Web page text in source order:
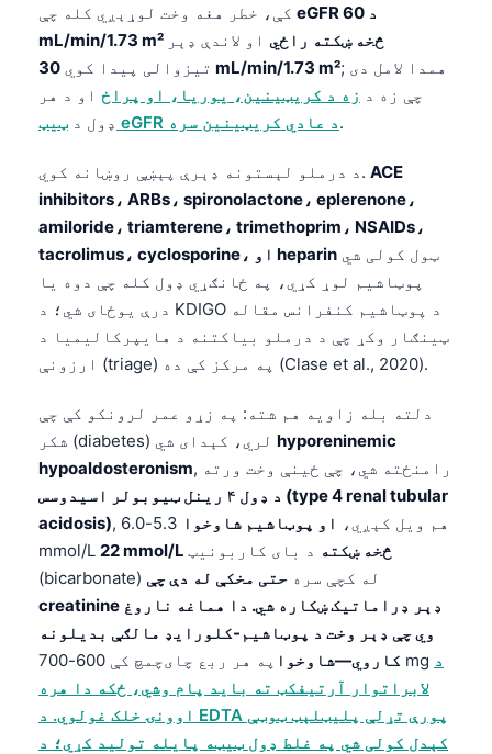
eGFR د 60
mL/min/1.73 m² څخه ښکته راځي او لاندې ډېر
تیزوالی پیدا کوي 30 mL/min/1.73 m²; همدا لامل دی
چې زه د زه د کریټینین، یوریا، او پراخ او د هر
ډول د
ټیټ eGFR د عادي کریټینین سره.
د درملو لېستونه ډېرې پېښې روښانه کوي. ACE
inhibitors، ARBs، spironolactone، eplerenone،
amiloride، triamterene، trimethoprim، NSAIDs،
tacrolimus، cyclosporine، او heparin
پوټاشیم لوړ کړي، په ځانګړي ډول کله چې دوه یا
درې یوځای شي؛ د KDIGO د پوټاشیم کنفرانس مقاله
ټینګار وکړ چې د درملو بیاکتنه د هایپرکالیمیا د
ارزونې (triage) په مرکز کې ده (Clase et al., 2020).
دلته بله زاویه هم شته: په زړو عمر لرونکو کې چې
hyporeninemic
hypoaldosteronism
, رامنځته شي، چې ځینې وخت ورته
د ډول ۴ رینل ټیوبولر اسیدوسس (type 4 renal tubular
acidosis)
, هم ویل کېږي، او پوټاشیم شاوخوا
5.3-6.0
mmol/L
22 mmol/L څخه ښکته د بای کاربونیټ
(bicarbonate) له کچې سره حتی مخکې له دې چې
creatinine ډېر ډراماتیک ښکاره شي. دا هماغه ناروغ
وي چې ډېر وخت د پوټاشیم-کلورایډ مالګې بدیلونه
کاروي—شاوخوا په هر ربع چای‌چمچ کې 600-700 mg د
لابراتوار آرتیفکټ ته باید پام وشي، ځکه دا هره
اوونۍ خلک غولوي. د EDTA پورې تړلې پلیټلېټ ټوټې
کېدل کولی شي په غلط ډول ټیټه پایله تولید کړي؛ د